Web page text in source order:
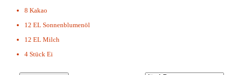
8 Kakao
12 EL Sonnenblumenöl
12 EL Milch
4 Stück Ei